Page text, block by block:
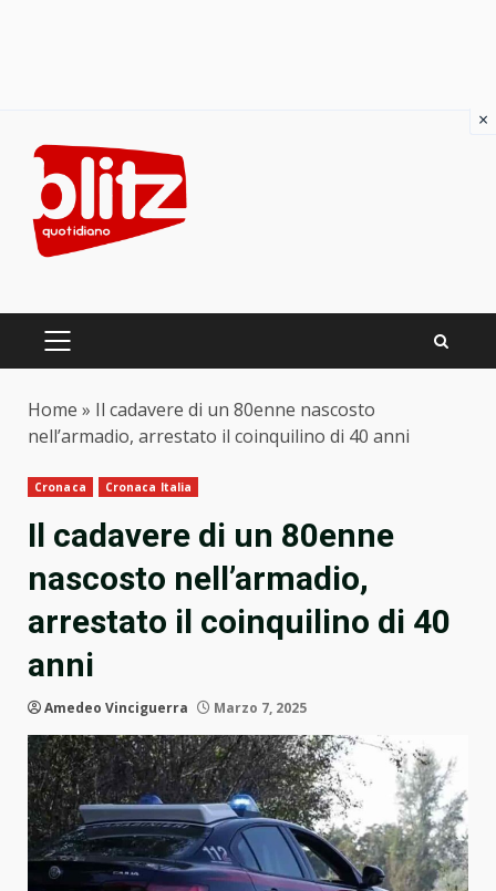
content
PRIMARY
Home » Il cadavere di un 80enne nascosto
nell’armadio, arrestato il coinquilino di 40 anni
Cronaca Cronaca Italia
Il cadavere di un 80enne
nascosto nell’armadio,
arrestato il coinquilino di 40
anni
Amedeo Vinciguerra Marzo 7, 2025
×